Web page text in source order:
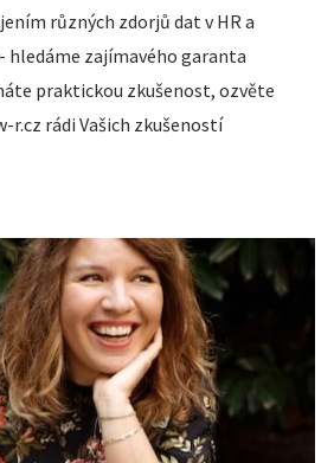
různých zdorjů dat v HR a
zajímavého garanta
praktickou zkušenost, ozvěte
r.cz rádi Vašich zkušeností